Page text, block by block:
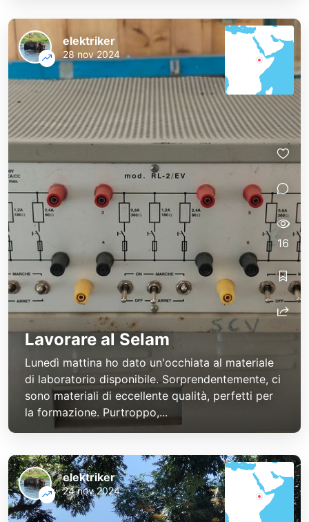
Lavorare al Selam
Lunedì mattina ho dato un'occhiata al materiale
di laboratorio disponibile. Sorprendentemente, ci
sono materiali di eccellente qualità, perfetti per
la formazione. Purtroppo,...
elektriker
28 nov 2024
16
elektriker
24 nov 2024